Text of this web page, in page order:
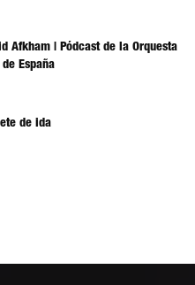
Afkham | Pódcast de la Orquesta
España
de ida